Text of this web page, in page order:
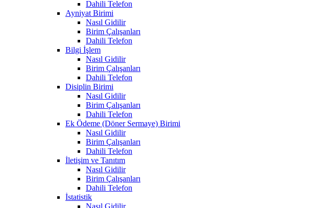
Dahili Telefon
Ayniyat Birimi
Nasıl Gidilir
Birim Çalışanları
Dahili Telefon
Bilgi İşlem
Nasıl Gidilir
Birim Çalışanları
Dahili Telefon
Disiplin Birimi
Nasıl Gidilir
Birim Çalışanları
Dahili Telefon
Ek Ödeme (Döner Sermaye) Birimi
Nasıl Gidilir
Birim Çalışanları
Dahili Telefon
İletişim ve Tanıtım
Nasıl Gidilir
Birim Çalışanları
Dahili Telefon
İstatistik
Nasıl Gidilir